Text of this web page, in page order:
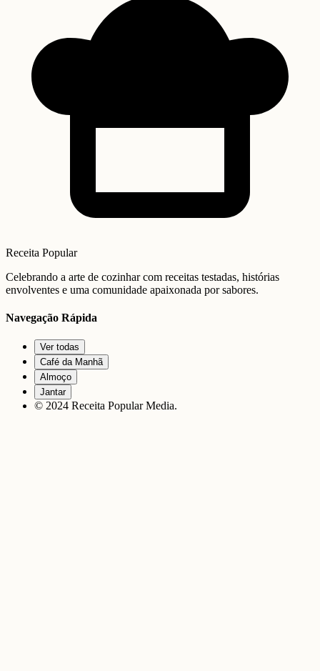
Receita Popular
Celebrando a arte de cozinhar com receitas testadas, histórias
envolventes e uma comunidade apaixonada por sabores.
Navegação Rápida
Ver todas
Café da Manhã
Almoço
Jantar
© 2024 Receita Popular Media.